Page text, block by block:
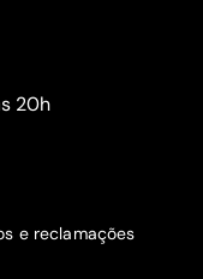
20h
e reclamações